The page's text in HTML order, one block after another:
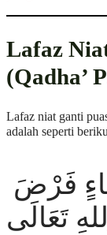
Lafaz
(Qadha’
Lafaz niat ganti
adalah seperti
تَعَالَى